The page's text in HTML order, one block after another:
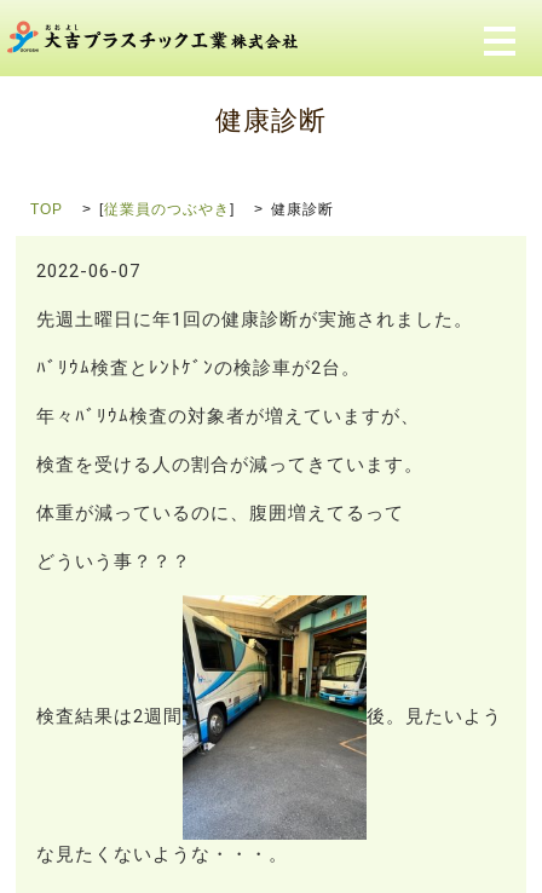
メ
健康診断
TOP [従業員のつぶやき] 健康診断
2022-06-07
先週土曜日に年1回の健康診断が実施されました。
ﾊﾞﾘｳﾑ検査とﾚﾝﾄｹﾞﾝの検診車が2台。
年々ﾊﾞﾘｳﾑ検査の対象者が増えていますが、
検査を受ける人の割合が減ってきています。
体重が減っているのに、腹囲増えてるって
どういう事？？？
検査結果は2週間 後。見たいよう
な見たくないような・・・。